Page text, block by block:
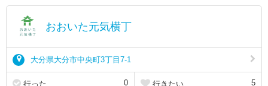
おおいた元気横丁
大分県大分市中央町3丁目7-1
行った 0 行きたい 5